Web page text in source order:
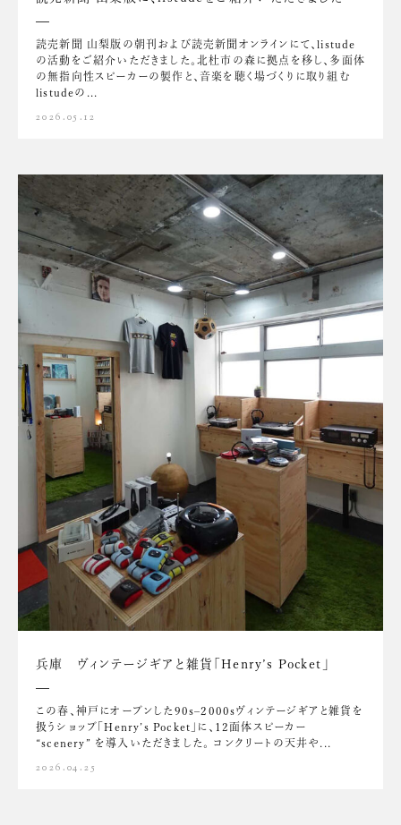
読売新聞 山梨版の朝刊および読売新聞オンラインにて、listude
の活動をご紹介いただきました。北杜市の森に拠点を移し、多面体
の無指向性スピーカーの製作と、音楽を聴く場づくりに取り組む
listudeの...
2026.05.12
兵庫 ヴィンテージギアと雑貨「Henry’s Pocket」
この春、神戸にオープンした90s–2000sヴィンテージギアと雑貨を
扱うショップ「Henry’s Pocket」に、12面体スピーカー
“scenery” を導入いただきました。 コンクリートの天井や...
2026.04.25